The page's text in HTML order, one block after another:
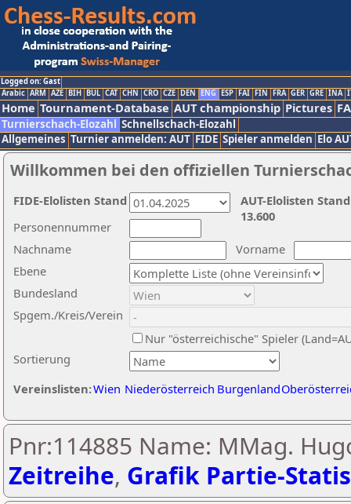
Logged on: Gast
Arabic ARM AZE BIH BUL CAT CHN CRO CZE DEN ENG ESP FAI FIN FRA GER GRE INA
Home Tournament-Database AUT championship Pictures
Turnierschach-Elozahl Schnellschach-Elozahl
Allgemeines Turnier anmelden: AUT FIDE Spieler anmelden Elo
Willkommen bei den offiziellen
Nachname
Vorname
Ebene
Sortierung
Personennummer
Bundesland
Spgem./Kreis/Verein
Nur "österreichische" Spieler
Vereinslisten:Wien Niederösterreich Burgenland
AUT-Elolisten
13.600
FIDE-Elolisten Stand
Pnr:114885 Name: MMag.
Zeitreihe, Grafik Partie-